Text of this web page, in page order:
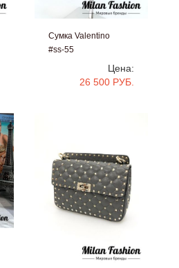
Сумка Valentino
#ss-55
Цена:
26 500 РУБ.